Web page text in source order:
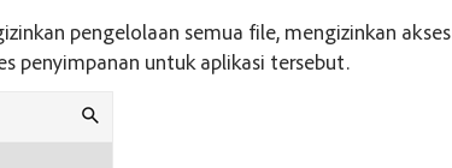
pengelolaan semua file, mengizinkan akses
penyimpanan untuk aplikasi tersebut.